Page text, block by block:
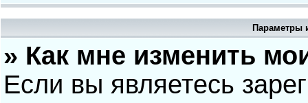
Параметры
» Как мне изменить
Если вы являетесь